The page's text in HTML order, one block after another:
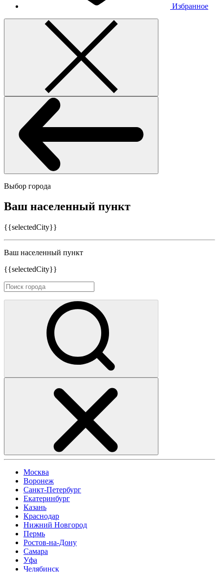
Избранное
Выбор города
Ваш населенный пункт
{{selectedCity}}
Ваш населенный пункт
{{selectedCity}}
Москва
Воронеж
Санкт-Петербург
Екатеринбург
Казань
Краснодар
Нижний Новгород
Пермь
Ростов-на-Дону
Самара
Уфа
Челябинск